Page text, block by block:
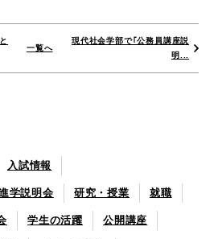
一覧へ
現代社会学部で｢公務員講座説
明...
入試情報
学説明会 研究・授業 就職
学生の活躍 公開講座